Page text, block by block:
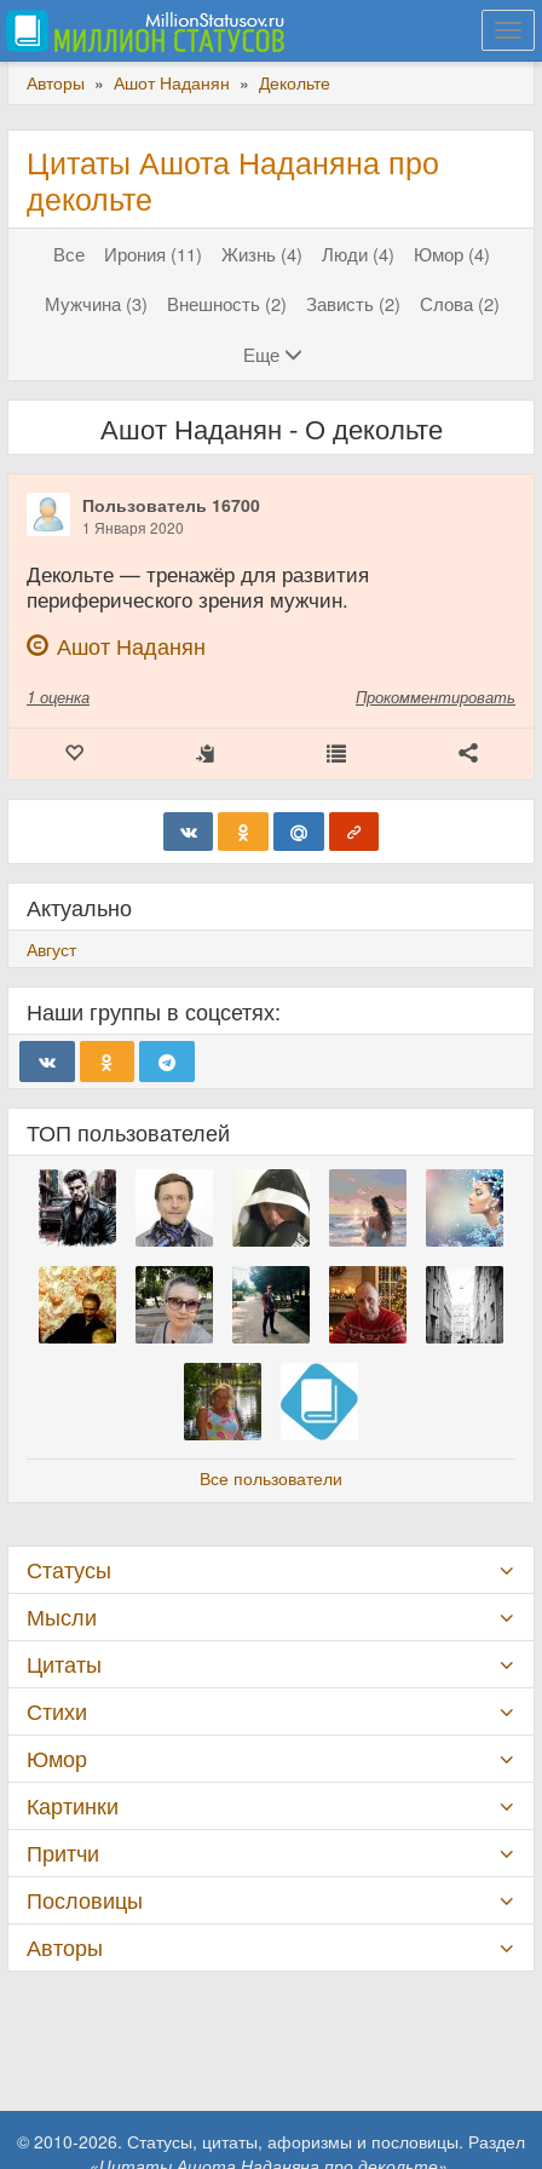
Авторы » Ашот Наданян » Декольте
Цитаты Ашота Наданяна про
декольте
Все Ирония (11) Жизнь (4) Люди (4)
Юмор (4)
Мужчина (3)
Внешность (2) Зависть (2)
Слова (2)
Еще
Ашот Наданян - О декольте
Пользователь 16700
1 Января 2020
Декольте — тренажёр для развития
периферического зрения мужчин.
Ашот Наданян
1 оценка Прокомментировать
Актуально
Август
Наши группы в соцсетях:
ТОП пользователей
Все пользователи
Статусы
Мысли
Цитаты
Стихи
Юмор
Картинки
Притчи
Пословицы
Авторы
© 2010-2026. Статусы, цитаты, афоризмы и пословицы. Раздел